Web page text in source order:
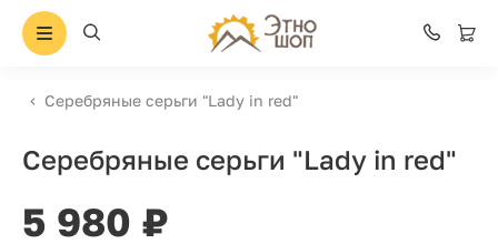
Серебряные серьги "Lady in red"
Серебряные серьги "Lady in red"
5 980 ₽